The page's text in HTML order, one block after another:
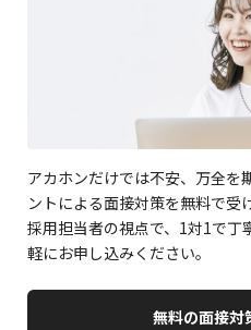
アカホンだけでは不安、万全を
ントによる面接対策を無料で受
採用担当者の視点で、1対1で丁
軽にお申し込みください。
無料の面接対